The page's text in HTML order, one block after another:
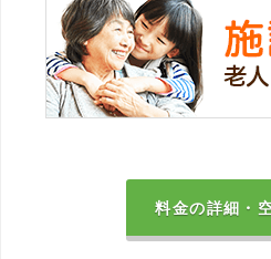
料金の詳細・